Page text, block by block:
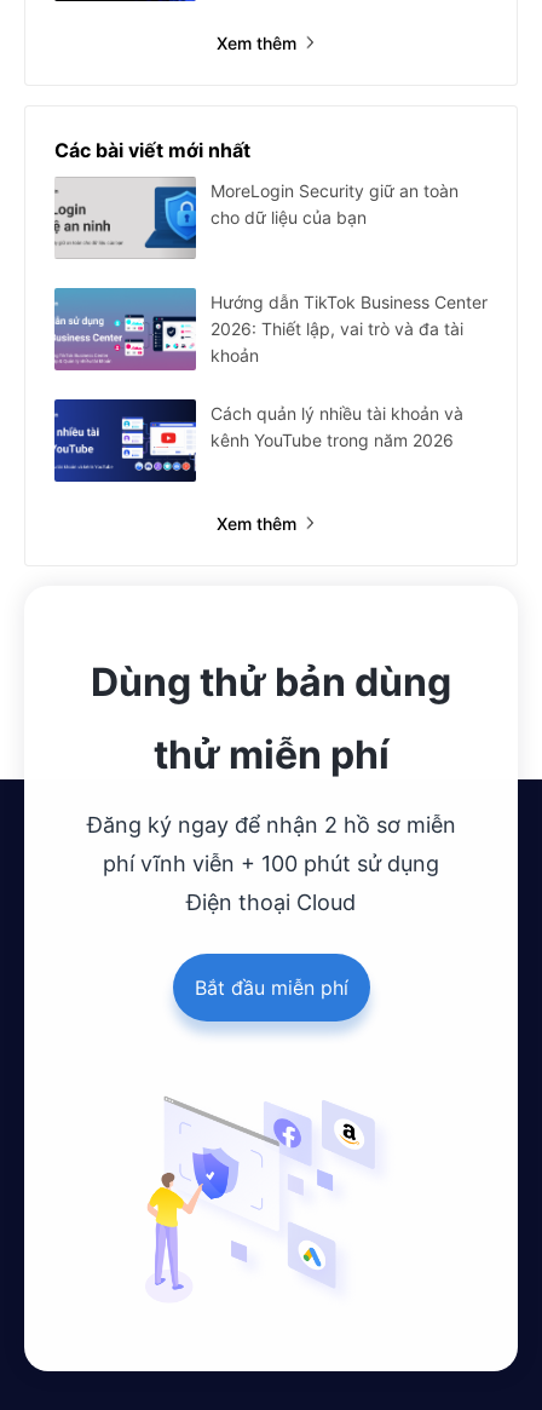
Xem thêm
Các bài viết mới nhất
MoreLogin Security giữ an toàn
cho dữ liệu của bạn
Hướng dẫn TikTok Business Center
2026: Thiết lập, vai trò và đa tài
khoản
Cách quản lý nhiều tài khoản và
kênh YouTube trong năm 2026
Xem thêm
Dùng thử bản dùng
thử miễn phí
Đăng ký ngay để nhận 2 hồ sơ miễn
phí vĩnh viễn + 100 phút sử dụng
Điện thoại Cloud
Bắt đầu miễn phí